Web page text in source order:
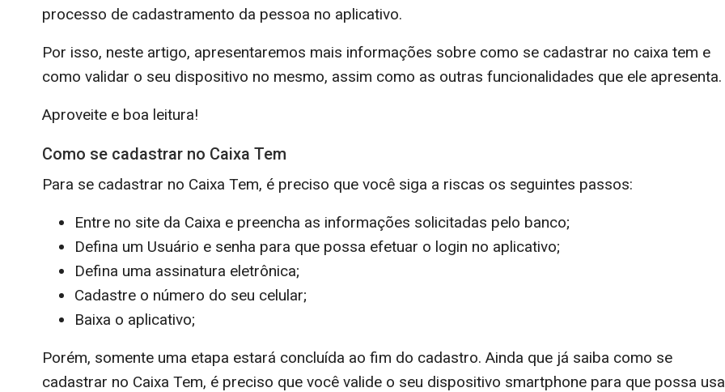
processo de cadastramento da pessoa no aplicativo.
Por isso, neste artigo, apresentaremos mais informações sobre como se cadastrar no caixa tem e
como validar o seu dispositivo no mesmo, assim como as outras funcionalidades que ele apresenta.
Aproveite e boa leitura!
Como se cadastrar no Caixa Tem
Para se cadastrar no Caixa Tem, é preciso que você siga a riscas os seguintes passos:
Entre no site da Caixa e preencha as informações solicitadas pelo banco;
Defina um Usuário e senha para que possa efetuar o login no aplicativo;
Defina uma assinatura eletrônica;
Cadastre o número do seu celular;
Baixa o aplicativo;
Porém, somente uma etapa estará concluída ao fim do cadastro. Ainda que já saiba como se
cadastrar no Caixa Tem, é preciso que você valide o seu dispositivo smartphone para que possa